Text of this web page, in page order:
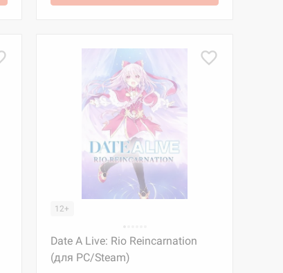
12+
Date A Live: Rio Reincarnation
(для PC/Steam)